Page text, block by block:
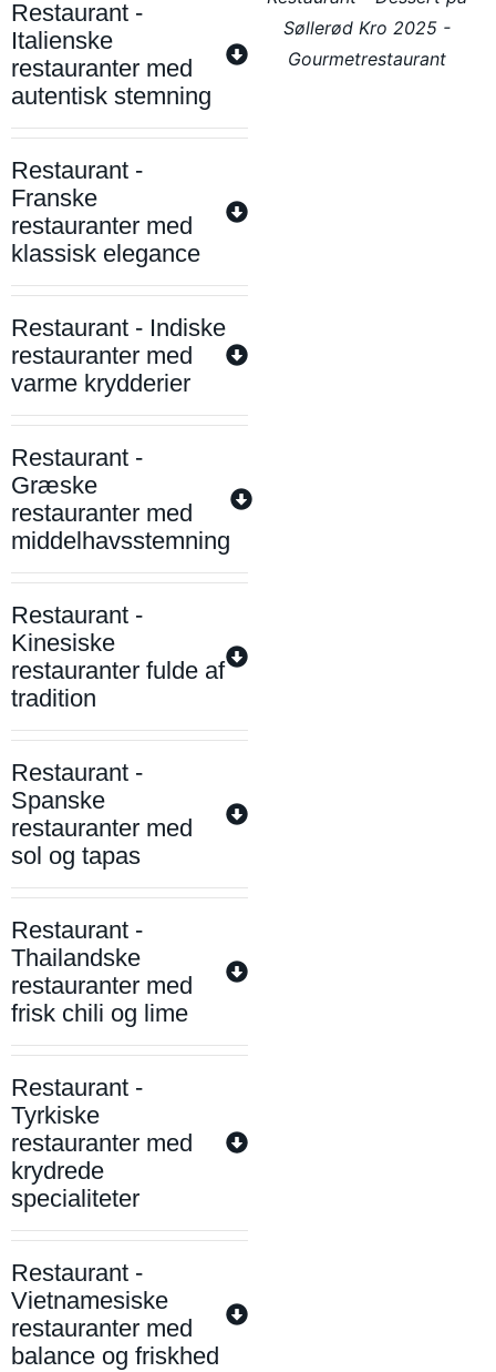
Restaurant -
Italienske
restauranter med
autentisk stemning
Restaurant -
Franske
restauranter med
klassisk elegance
Restaurant - Indiske
restauranter med
varme krydderier
Restaurant -
Græske
restauranter med
middelhavsstemning
Restaurant -
Kinesiske
restauranter fulde af
tradition
Restaurant -
Spanske
restauranter med
sol og tapas
Restaurant -
Thailandske
restauranter med
frisk chili og lime
Restaurant -
Tyrkiske
restauranter med
krydrede
specialiteter
Restaurant -
Vietnamesiske
restauranter med
balance og friskhed
Søllerød Kro 2025 -
Gourmetrestaurant